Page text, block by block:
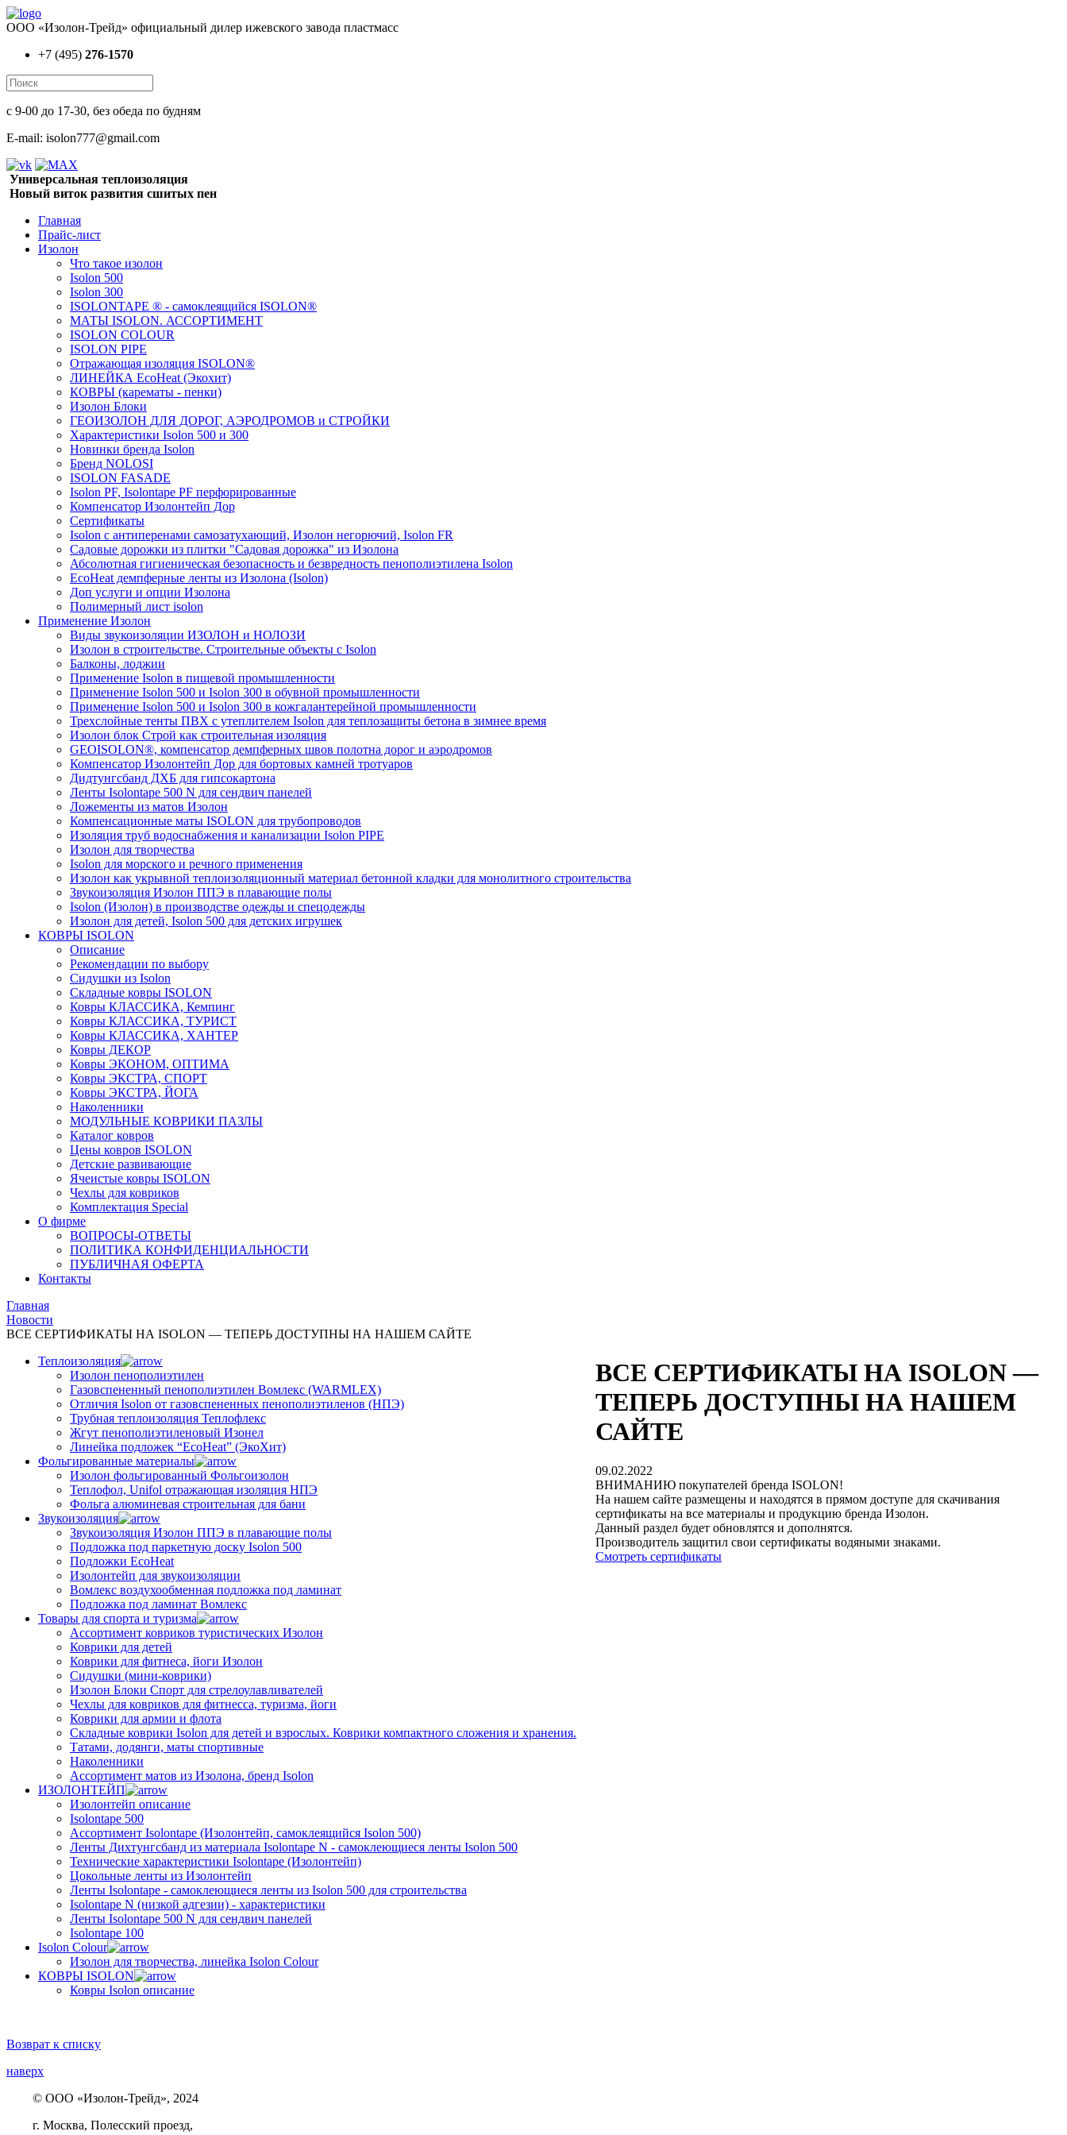
ООО «Изолон-Трейд» официальный дилер ижевского завода пластмасс
+7 (495) 276-1570
с 9-00 до 17-30, без обеда по будням
E-mail: isolon777@gmail.com
Универсальная теплоизоляция
Новый виток развития сшитых пен
Главная
Прайс-лист
Изолон
Что такое изолон
Isolon 500
Isolon 300
ISOLONTAPE ® - самоклеящийся ISOLON®
МАТЫ ISOLON. АССОРТИМЕНТ
ISOLON COLOUR
ISOLON PIPE
Отражающая изоляция ISOLON®
ЛИНЕЙКА EcoHeat (Экохит)
КОВРЫ (карематы - пенки)
Изолон Блоки
ГЕОИЗОЛОН ДЛЯ ДОРОГ, АЭРОДРОМОВ и СТРОЙКИ
Характеристики Isolon 500 и 300
Новинки бренда Isolon
Бренд NOLOSI
ISOLON FASADE
Isolon PF, Isolontape PF перфорированные
Компенсатор Изолонтейп Дор
Сертификаты
Isolon с антиперенами самозатухающий, Изолон негорючий, Isolon FR
Садовые дорожки из плитки "Садовая дорожка" из Изолона
Абсолютная гигиеническая безопасность и безвредность пенополиэтилена Isolon
EcoHeat демпферные ленты из Изолона (Isolon)
Доп услуги и опции Изолона
Полимерный лист isolon
Применение Изолон
Виды звукоизоляции ИЗОЛОН и НОЛОЗИ
Изолон в строительстве. Строительные объекты с Isolon
Балконы, лоджии
Применение Isolon в пищевой промышленности
Применение Isolon 500 и Isolon 300 в обувной промышленности
Применение Isolon 500 и Isolon 300 в кожгалантерейной промышленности
Трехслойные тенты ПВХ с утеплителем Isolon для теплозащиты бетона в зимнее время
Изолон блок Строй как строительная изоляция
GEOISOLON®, компенсатор демпферных швов полотна дорог и аэродромов
Компенсатор Изолонтейп Дор для бортовых камней тротуаров
Дидтунгсбанд ДХБ для гипсокартона
Ленты Isolontape 500 N для сендвич панелей
Ложементы из матов Изолон
Компенсационные маты ISOLON для трубопроводов
Изоляция труб водоснабжения и канализации Isolon PIPE
Изолон для творчества
Isolon для морского и речного применения
Изолон как укрывной теплоизоляционный материал бетонной кладки для монолитного строительства
Звукоизоляция Изолон ППЭ в плавающие полы
Isolon (Изолон) в производстве одежды и спецодежды
Изолон для детей, Isolon 500 для детских игрушек
КОВРЫ ISOLON
Описание
Рекомендации по выбору
Сидушки из Isolon
Складные ковры ISOLON
Ковры КЛАССИКА, Кемпинг
Ковры КЛАССИКА, ТУРИСТ
Ковры КЛАССИКА, ХАНТЕР
Ковры ДЕКОР
Ковры ЭКОНОМ, ОПТИМА
Ковры ЭКСТРА, СПОРТ
Ковры ЭКСТРА, ЙОГА
Наколенники
МОДУЛЬНЫЕ КОВРИКИ ПАЗЛЫ
Каталог ковров
Цены ковров ISOLON
Детские развивающие
Ячеистые ковры ISOLON
Чехлы для ковриков
Комплектация Special
О фирме
ВОПРОСЫ-ОТВЕТЫ
ПОЛИТИКА КОНФИДЕНЦИАЛЬНОСТИ
ПУБЛИЧНАЯ ОФЕРТА
Контакты
Главная
Новости
ВСЕ СЕРТИФИКАТЫ НА ISOLON — ТЕПЕРЬ ДОСТУПНЫ НА НАШЕМ САЙТЕ
Теплоизоляция
Изолон пенополиэтилен
Газовспененный пенополиэтилен Вомлекс (WARMLEX)
Отличия Isolon от газовспененных пенополиэтиленов (НПЭ)
Трубная теплоизоляция Теплофлекс
Жгут пенополиэтиленовый Изонел
Линейка подложек “EcoHeat” (ЭкоХит)
Фольгированные материалы
Изолон фольгированный Фольгоизолон
Теплофол, Unifol отражающая изоляция НПЭ
Фольга алюминевая строительная для бани
Звукоизоляция
Звукоизоляция Изолон ППЭ в плавающие полы
Подложка под паркетную доску Isolon 500
Подложки EcoHeat
Изолонтейп для звукоизоляции
Вомлекс воздухообменная подложка под ламинат
Подложка под ламинат Вомлекс
Товары для спорта и туризма
Ассортимент ковриков туристических Изолон
Коврики для детей
Коврики для фитнеса, йоги Изолон
Сидушки (мини-коврики)
Изолон Блоки Спорт для стрелоулавливателей
Чехлы для ковриков для фитнесса, туризма, йоги
Коврики для армии и флота
Складные коврики Isolon для детей и взрослых. Коврики компактного сложения и хранения.
Татами, додянги, маты спортивные
Наколенники
Ассортимент матов из Изолона, бренд Isolon
ИЗОЛОНТЕЙП
Изолонтейп описание
Isolontape 500
Ассортимент Isolontape (Изолонтейп, самоклеящийся Isolon 500)
Ленты Дихтунгсбанд из материала Isolontape N - самоклеющиеся ленты Isolon 500
Технические характеристики Isolontape (Изолонтейп)
Цокольные ленты из Изолонтейп
Ленты Isolontape - самоклеющиеся ленты из Isolon 500 для строительства
Isolontape N (низкой адгезии) - характеристики
Ленты Isolontape 500 N для сендвич панелей
Isolontape 100
Isolon Colour
Изолон для творчества, линейка Isolon Colour
КОВРЫ ISOLON
Ковры Isolon описание
ВСЕ СЕРТИФИКАТЫ НА ISOLON —
ТЕПЕРЬ ДОСТУПНЫ НА НАШЕМ
САЙТЕ
09.02.2022
ВНИМАНИЮ покупателей бренда ISOLON!
На нашем сайте размещены и находятся в прямом доступе для скачивания
сертификаты на все материалы и продукцию бренда Изолон.
Данный раздел будет обновлятся и дополнятся.
Производитель защитил свои сертификаты водяными знаками.
Смотреть сертификаты
Возврат к списку
наверх
© ООО «Изолон-Трейд», 2024
г. Москва, Полесский проезд,